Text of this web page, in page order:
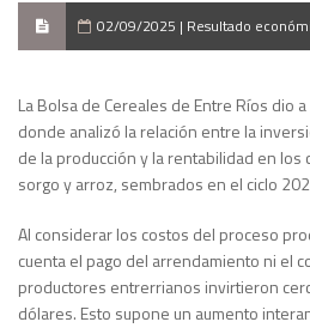
02/09/2025 | Resultado
La Bolsa de Cereales de Entre Ríos dio
donde analizó la relación entre la
de la producción y la rentabilidad en los
sorgo y arroz, sembrados en el ciclo
Al considerar los costos del proceso
cuenta el pago del arrendamiento ni el
productores entrerrianos invirtieron
dólares. Esto supone un aumento